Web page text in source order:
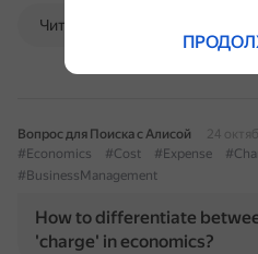
Читать далее
Вопрос для Поиска с Алисой
24
#Economics
#Cost #Expense
#BusinessManagement
How to differentiate
'charge' in economics?